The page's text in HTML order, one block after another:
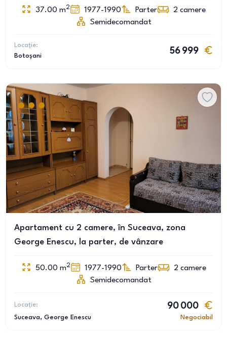
37.00 m2 1977-1990 Parter 2 camere
Semidecomandat
Locație:
Botoșani
56 999
Apartament cu 2 camere, în Suceava, zona
George Enescu, la parter, de vânzare
50.00 m2 1977-1990 Parter 2 camere
Semidecomandat
Locație:
Suceava, George Enescu
90 000
Negociabil